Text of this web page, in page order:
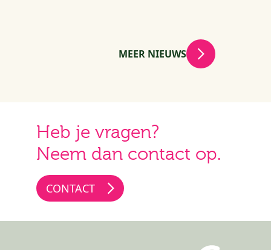
MEER NIEUWS
Heb je vragen?
Neem dan contact op.
CONTACT